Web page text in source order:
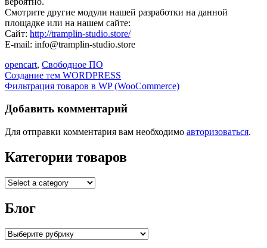
Смотрите другие модули нашей разработки на данной
площадке или на нашем сайте:
Сайт: http://tramplin-studio.store/
E-mail: info@tramplin-studio.store
opencart, Свободное ПО
Навигация
по
записям
Создание тем WORDPRESS
Фильтрация товаров в WP (WooCommerce)
Добавить комментарий
Для отправки комментария вам необходимо авторизоваться.
Категории товаров
Блог
Блог